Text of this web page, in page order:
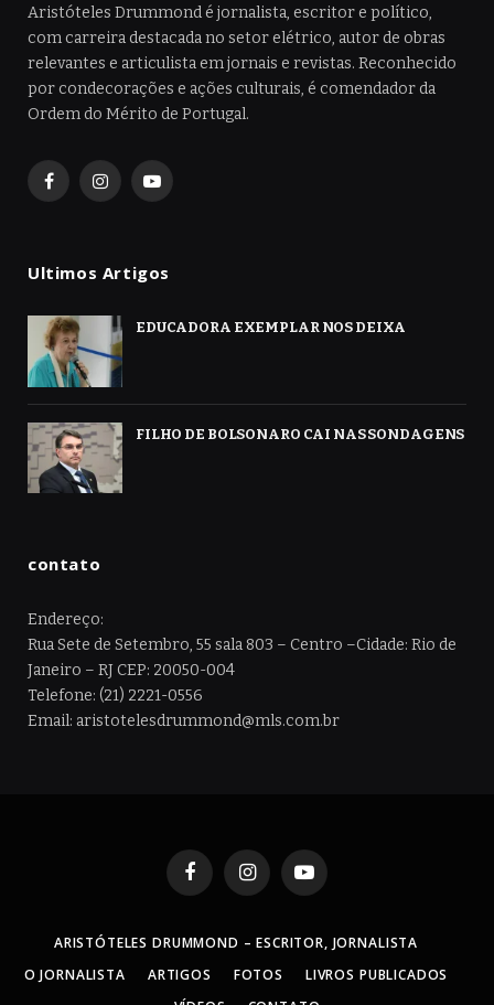
Aristóteles Drummond é jornalista, escritor e político,
com carreira destacada no setor elétrico, autor de obras
relevantes e articulista em jornais e revistas. Reconhecido
por condecorações e ações culturais, é comendador da
Ordem do Mérito de Portugal.
FacebookInstagramYouTube
Ultimos Artigos
EDUCADORA EXEMPLAR NOS DEIXA
FILHO DE BOLSONARO CAI NAS SONDAGENS
contato
Endereço:
Rua Sete de Setembro, 55 sala 803 – Centro –Cidade: Rio de
Janeiro – RJ CEP: 20050-004
Telefone: (21) 2221-0556
Email: aristotelesdrummond@mls.com.br
FacebookInstagramYouTube
ARISTÓTELES DRUMMOND – ESCRITOR, JORNALISTA
O JORNALISTA
ARTIGOS FOTOS
LIVROS PUBLICADOS